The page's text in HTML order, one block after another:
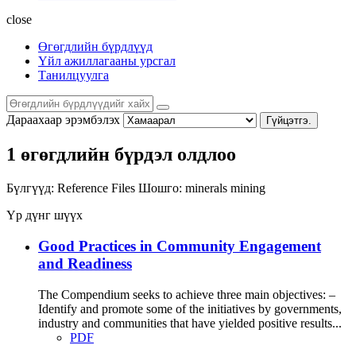
close
Өгөгдлийн бүрдлүүд
Үйл ажиллагааны урсгал
Танилцуулга
Дараахаар эрэмбэлэх Гүйцэтгэ.
1 өгөгдлийн бүрдэл олдлоо
Бүлгүүд: Reference Files Шошго: minerals mining
Үр дүнг шүүх
Good Practices in Community Engagement
and Readiness
The Compendium seeks to achieve three main objectives: –
Identify and promote some of the initiatives by governments,
industry and communities that have yielded positive results...
PDF